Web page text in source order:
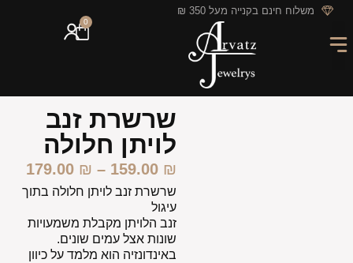
לתוכן משלוח חינם בקנייה מעל 350 ₪
0
שרשרת זנב
לויתן חלולה
159.00 ₪
–
179.00 ₪
שרשרת זנב לויתן חלולה בתוך
עיגול
זנב הלויתן מקבלת משמעויות
שונות אצל עמים שונים.
באינדונזיה הוא מלמד על כיוון